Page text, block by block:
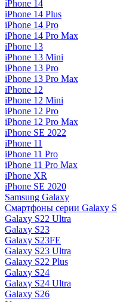
iPhone 14
iPhone 14 Plus
iPhone 14 Pro
iPhone 14 Pro Max
iPhone 13
iPhone 13 Mini
iPhone 13 Pro
iPhone 13 Pro Max
iPhone 12
iPhone 12 Mini
iPhone 12 Pro
iPhone 12 Pro Max
iPhone SE 2022
iPhone 11
iPhone 11 Pro
iPhone 11 Pro Max
iPhone XR
iPhone SE 2020
Samsung Galaxy
Смартфоны серии Galaxy S
Galaxy S22 Ultra
Galaxy S23
Galaxy S23FE
Galaxy S23 Ultra
Galaxy S22 Plus
Galaxy S24
Galaxy S24 Ultra
Galaxy S26